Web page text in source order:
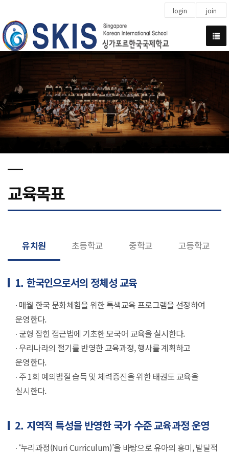
login join
교육목표
유치원 초등학교 중학교 고등학교
1. 한국인으로서의 정체성 교육
∙ 매월 한국 문화체험을 위한 특색교육 프로그램을 선정하여
운영한다.
∙ 균형 잡힌 접근법에 기초한 모국어 교육을 실시한다.
∙ 우리나라의 절기를 반영한 교육과정, 행사를 계획하고
운영한다.
∙ 주 1회 예의범절 습득 및 체력증진을 위한 태권도 교육을
실시한다.
2. 지역적 특성을 반영한 국가 수준 교육과정 운영
∙ ‘누리과정(Nuri Curriculum)’을 바탕으로 유아의 흥미, 발달적